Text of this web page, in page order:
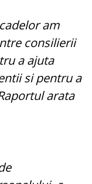
am
consilierii
a ajuta
si pentru a
arata